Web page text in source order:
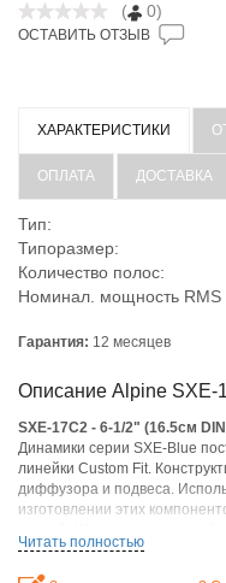
( 0)
ОСТАВИТЬ ОТЗЫВ
ХАРАКТЕРИСТИКИ
ОПЛАТА ДОСТАВКА
Тип:
Типоразмер:
Количество полос:
Номинал. мощность RMS
Гарантия: 12 месяцев
Описание Alpine SXE-
SXE-17C2 - 6-1/2" (16.5см
Динамики серии SXE-Blue
линейки Custom Fit.
диффузора и подвеса.
изготовлении этих
уменьшить величину
звуковоспроизведения в
Читать полностью